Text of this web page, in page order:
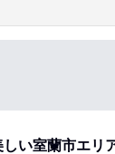
い室蘭市エリ